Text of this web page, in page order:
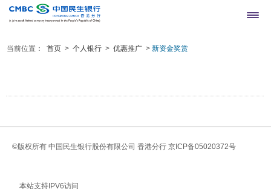
当前位置： 首页 > 个人银行 > 优惠推广 >新资金奖赏
©版权所有 中国民生银行股份有限公司 香港分行 京ICP备05020372号
本站支持IPV6访问